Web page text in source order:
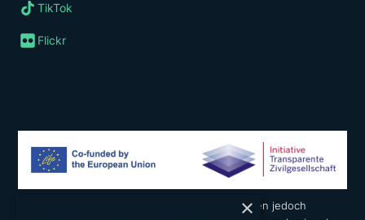
TikTok
Flickr
Die geäußerten Ansichten und Meinungen liegen jedoch
×